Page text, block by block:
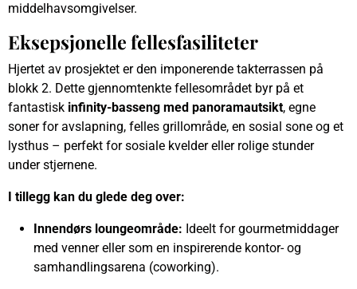
middelhavsomgivelser.
Eksepsjonelle fellesfasiliteter
Hjertet av prosjektet er den imponerende takterrassen på
blokk 2. Dette gjennomtenkte fellesområdet byr på et
fantastisk infinity-basseng med panoramautsikt, egne
soner for avslapning, felles grillområde, en sosial sone og et
lysthus – perfekt for sosiale kvelder eller rolige stunder
under stjernene.
I tillegg kan du glede deg over:
Innendørs loungeområde: Ideelt for gourmetmiddager
med venner eller som en inspirerende kontor- og
samhandlingsarena (coworking).